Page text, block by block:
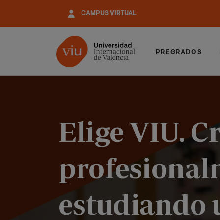
contenido
CAMPUS VIRTUAL
PREGRADOS
Elige VIU.
estudiando